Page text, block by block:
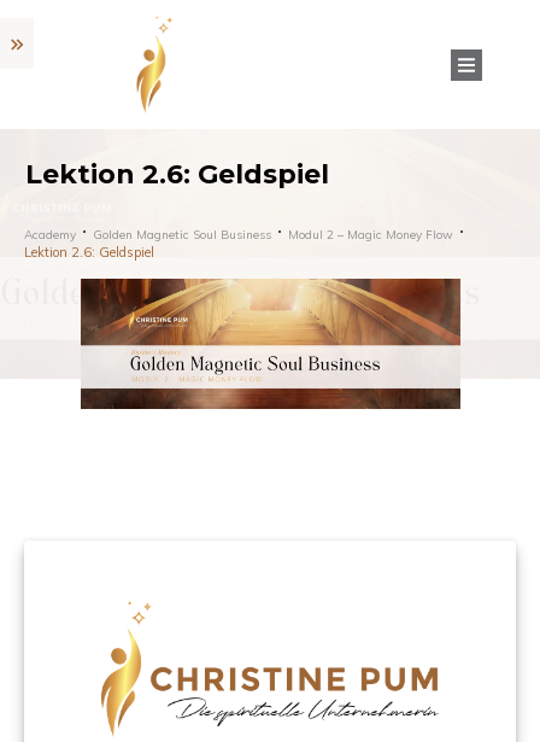
Lektion 2.6: Geldspiel
Academy Golden Magnetic Soul Business Modul 2 – Magic Money Flow
Lektion 2.6: Geldspiel